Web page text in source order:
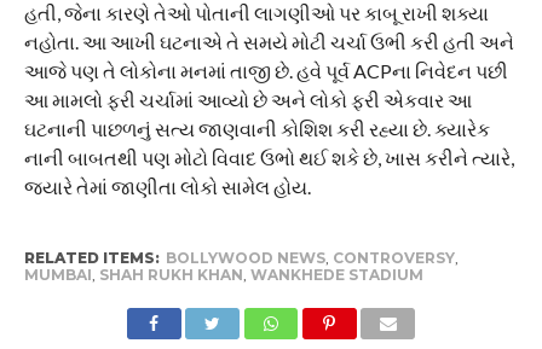
હતી, જેના કારણે તેઓ પોતાની લાગણીઓ પર કાબૂ રાખી શક્યા
નહોતા. આ આખી ઘટનાએ તે સમયે મોટી ચર્ચા ઉભી કરી હતી અને
આજે પણ તે લોકોના મનમાં તાજી છે. હવે પૂર્વ ACPના નિવેદન પછી
આ મામલો ફરી ચર્ચામાં આવ્યો છે અને લોકો ફરી એકવાર આ
ઘટનાની પાછળનું સત્ય જાણવાની કોશિશ કરી રહ્યા છે. ક્યારેક
નાની બાબતથી પણ મોટો વિવાદ ઉભો થઈ શકે છે, ખાસ કરીને ત્યારે,
જયારે તેમાં જાણીતા લોકો સામેલ હોય.
RELATED ITEMS: BOLLYWOOD NEWS, CONTROVERSY,
MUMBAI, SHAH RUKH KHAN, WANKHEDE STADIUM